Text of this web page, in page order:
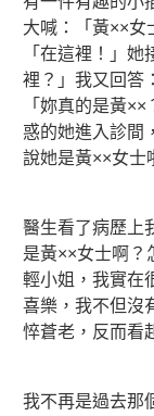
大喊：「黃××女
「在這裡！」
裡？」我又回答
「妳真的是黃
惑的她進入診間
說她是黃××女士
醫生看了病歷上
是黃××女士啊？
輕小姐，我實在
喜樂，我不但沒
悴蒼老，反而看
我不再是過去那